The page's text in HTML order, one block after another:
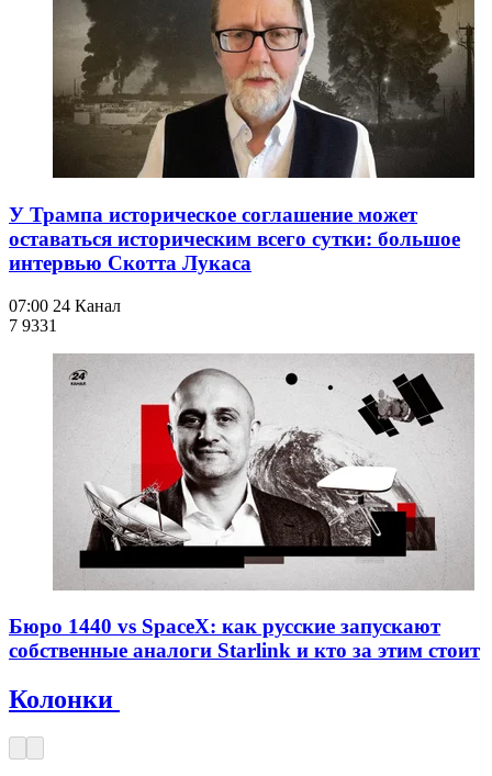
У Трампа историческое соглашение может
оставаться историческим всего сутки: большое
интервью Скотта Лукаса
07:00 24 Канал
7 9331
Бюро 1440 vs SpaceX: как русские запускают
собственные аналоги Starlink и кто за этим стоит
Колонки